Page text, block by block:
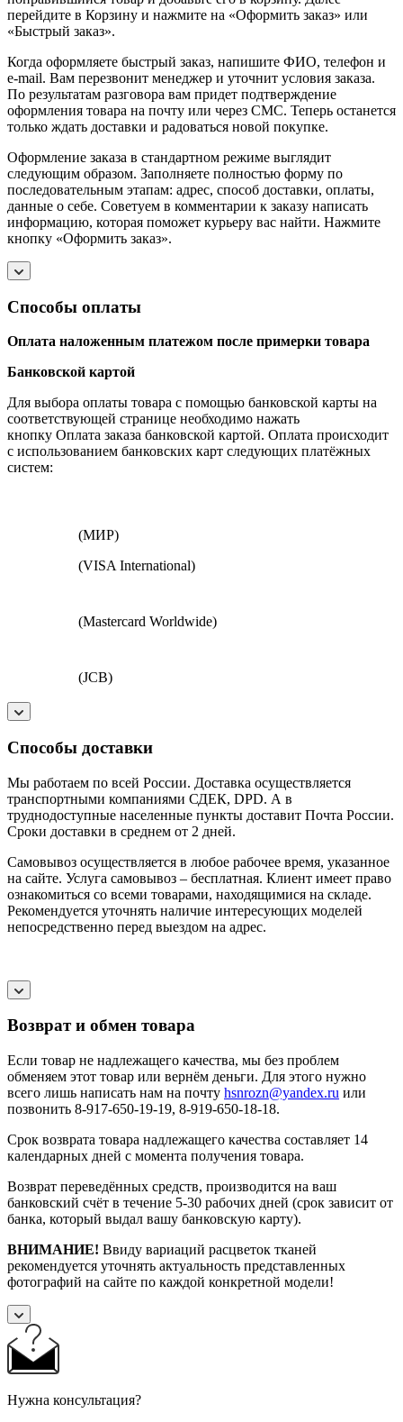
перейдите в Корзину и нажмите на «Оформить заказ» или
«Быстрый заказ».
Когда оформляете быстрый заказ, напишите ФИО, телефон и
e-mail. Вам перезвонит менеджер и уточнит условия заказа.
По результатам разговора вам придет подтверждение
оформления товара на почту или через СМС. Теперь останется
только ждать доставки и радоваться новой покупке.
Оформление заказа в стандартном режиме выглядит
следующим образом. Заполняете полностью форму по
последовательным этапам: адрес, способ доставки, оплаты,
данные о себе. Советуем в комментарии к заказу написать
информацию, которая поможет курьеру вас найти. Нажмите
кнопку «Оформить заказ».
Способы оплаты
Оплата наложенным платежом после примерки товара
Банковской картой
Для выбора оплаты товара с помощью банковской карты на
соответствующей странице необходимо нажать
кнопку Оплата заказа банковской картой. Оплата происходит
с использованием банковских карт следующих платёжных
систем:
(МИР)
(VISA International)
(Mastercard Worldwide)
(JCB)
Способы доставки
Мы работаем по всей России. Доставка осуществляется
транспортными компаниями СДЕК, DPD. А в
труднодоступные населенные пункты доставит Почта России.
Сроки доставки в среднем от 2 дней.
Самовывоз осуществляется в любое рабочее время, указанное
на сайте. Услуга самовывоз – бесплатная. Клиент имеет право
ознакомиться со всеми товарами, находящимися на складе.
Рекомендуется уточнять наличие интересующих моделей
непосредственно перед выездом на адрес.
Возврат и обмен товара
Если товар не надлежащего качества, мы без проблем
обменяем этот товар или вернём деньги. Для этого нужно
всего лишь написать нам на почту hsnrozn@yandex.ru или
позвонить 8-917-650-19-19, 8-919-650-18-18.
Срок возврата товара надлежащего качества составляет 14
календарных дней с момента получения товара.
Возврат переведённых средств, производится на ваш
банковский счёт в течение 5-30 рабочих дней (срок зависит от
банка, который выдал вашу банковскую карту).
ВНИМАНИЕ! Ввиду вариаций расцветок тканей
рекомендуется уточнять актуальность представленных
фотографий на сайте по каждой конкретной модели!
Нужна консультация?